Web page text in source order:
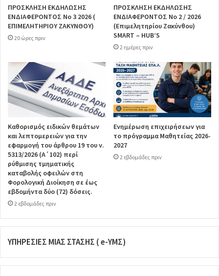
ΠΡΟΣΚΛΗΣΗ ΕΚΔΗΛΩΣΗΣ
ΕΝΔΙΑΦΕΡΟΝΤΟΣ Νο 3 2026 (
ΕΠΙΜΕΛΗΤΗΡΙΟΥ ΖΑΚΥΝΘΟΥ)
20 ώρες πριν
ΠΡΟΣΚΛΗΣΗ ΕΚΔΗΛΩΣΗΣ
ΕΝΔΙΑΦΕΡΟΝΤΟΣ Νο 2 / 2026
(Επιμελητηρίου Ζακύνθου)
SMART – HUB’S
2 ημέρες πριν
Καθορισμός ειδικών θεμάτων
και λεπτομερειών για την
εφαρμογή του άρθρου 19 του ν.
5313/2026 (Α΄102) περί
ρύθμισης τμηματικής
καταβολής οφειλών στη
Φορολογική Διοίκηση σε έως
εβδομήντα δύο (72) δόσεις.
2 εβδομάδες πριν
Ενημέρωση επιχειρήσεων για
το πρόγραμμα Μαθητείας 2026-
2027
2 εβδομάδες πριν
ΥΠΗΡΕΣΙΕΣ ΜΙΑΣ ΣΤΑΣΗΣ ( e-ΥΜΣ)